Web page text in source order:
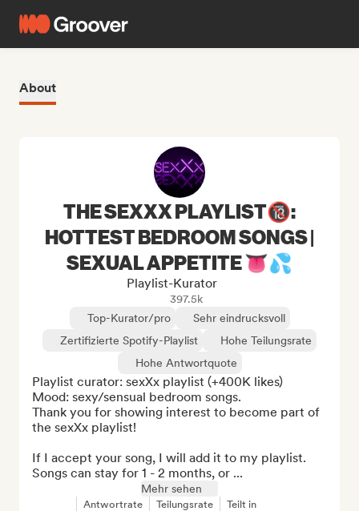
About
THE SEXXX PLAYLIST🔞:
HOTTEST BEDROOM SONGS |
SEXUAL APPETITE 👅💦
Playlist-Kurator
397.5k
Top-Kurator/pro
Sehr eindrucksvoll
Zertifizierte Spotify-Playlist
Hohe Teilungsrate
Hohe Antwortquote
Playlist curator: sexXx playlist (+400K likes)
Mood: sexy/sensual bedroom songs.
Thank you for showing interest to become part of
the sexXx playlist!
If I accept your song, I will add it to my playlist.
Songs can stay for 1 - 2 months, or ...
Mehr sehen
Antwortrate Teilungsrate Teilt in